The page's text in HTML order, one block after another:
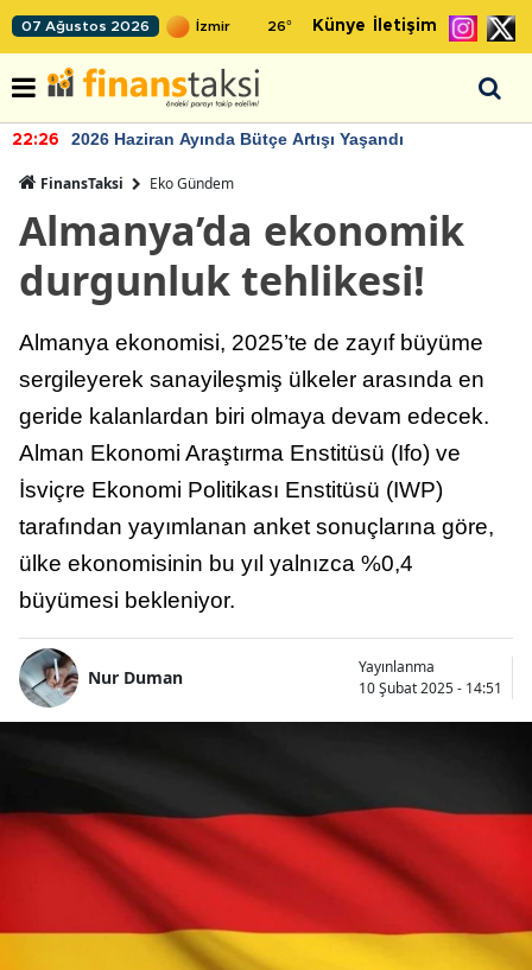
07 Ağustos 2026 26° Künye İletişim
22:26 2026 Haziran Ayında Bütçe Artışı Yaşandı
FinansTaksi Eko Gündem
Almanya’da ekonomik
durgunluk tehlikesi!
Almanya ekonomisi, 2025’te de zayıf büyüme
sergileyerek sanayileşmiş ülkeler arasında en
geride kalanlardan biri olmaya devam edecek.
Alman Ekonomi Araştırma Enstitüsü (Ifo) ve
İsviçre Ekonomi Politikası Enstitüsü (IWP)
tarafından yayımlanan anket sonuçlarına göre,
ülke ekonomisinin bu yıl yalnızca %0,4
büyümesi bekleniyor.
Nur Duman
Yayınlanma
10 Şubat 2025 - 14:51